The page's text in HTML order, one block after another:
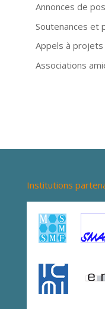
Annonces de
Soutenances et
Appels à projets
Associations
Institutions